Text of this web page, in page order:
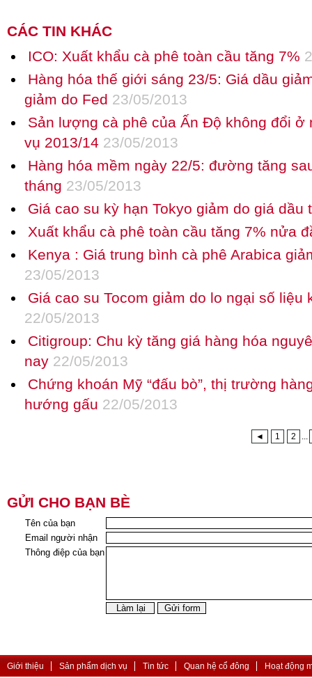
CÁC TIN KHÁC
ICO: Xuất khẩu cà phê toàn cầu tăng 7%
Hàng hóa thế giới sáng 23/5: Giá dầu
giảm do Fed 23/05/2013
Sản lượng cà phê của Ấn Độ không đổi ở
vụ 2013/14 23/05/2013
Hàng hóa mềm ngày 22/5: đường tăng
tháng 23/05/2013
Giá cao su kỳ hạn Tokyo giảm do giá dầu
Xuất khẩu cà phê toàn cầu tăng 7% nửa
Kenya : Giá trung bình cà phê Arabica
23/05/2013
Giá cao su Tocom giảm do lo ngại số liệu
22/05/2013
Citigroup: Chu kỳ tăng giá hàng hóa
nay 22/05/2013
Chứng khoán Mỹ “đấu bò”, thị trường
hướng gấu 22/05/2013
◄ 1 2 ...
GỬI CHO BẠN BÈ
Tên của bạn
Email người nhận
Thông điệp của bạn
Giới thiệu Sản phẩm dịch vụ Tin tức Quan hệ cổ đông Hoạt động